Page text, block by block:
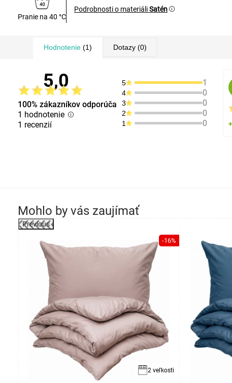
Pranie na 40 °C
Podrobnosti o materiáliSatén
Hodnotenie (1) Dotazy (0)
5,0
100% zákazníkov odporúča
1 hodnotenie
1 recenzií
5 1
4 0
3 0
2 0
1 0
Mohlo by vás zaujímať
Previous
-16%
2 veľkosti